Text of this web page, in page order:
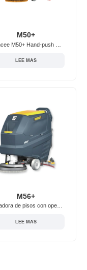
M50+
LEE MAS
M56+
Fregadora de pisos con operador a pie Chancee M56+ con batería
LEE MAS